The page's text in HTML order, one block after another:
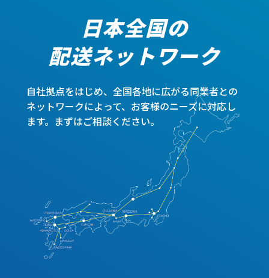
日本全国の
配送ネットワーク
自社拠点をはじめ、全国各地に広がる同業者との
ネットワークによって、お客様のニーズに対応し
ます。まずはご相談ください。